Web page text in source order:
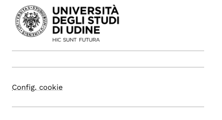
Config. cookie